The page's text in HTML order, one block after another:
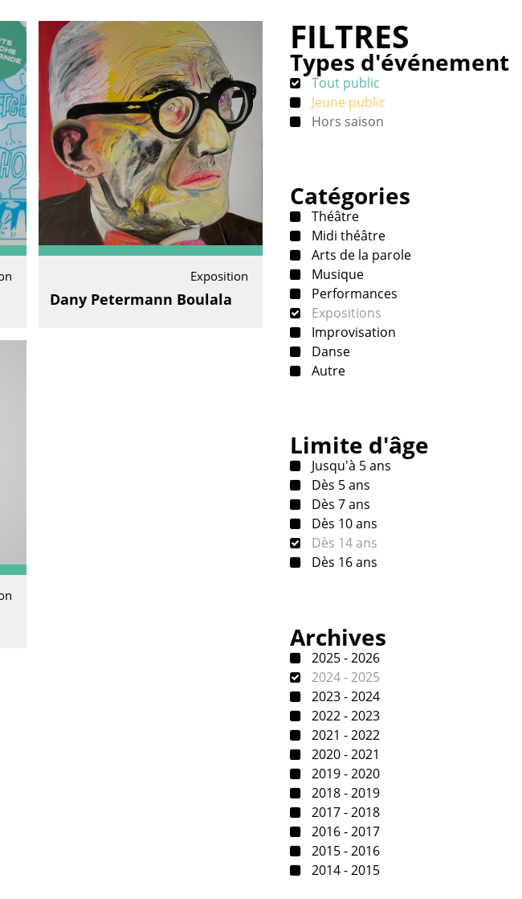
Exposition
Dany Petermann Boulala
FILTRES
Types d'événement
Tout public
Jeune public
Hors saison
Catégories
Théâtre
Midi théâtre
Arts de la parole
Musique
Performances
Expositions
Improvisation
Danse
Autre
Limite d'âge
Jusqu'à 5 ans
Dès 5 ans
Dès 7 ans
Dès 10 ans
Dès 14 ans
Dès 16 ans
Archives
2025 - 2026
2024 - 2025
2023 - 2024
2022 - 2023
2021 - 2022
2020 - 2021
2019 - 2020
2018 - 2019
2017 - 2018
2016 - 2017
2015 - 2016
2014 - 2015